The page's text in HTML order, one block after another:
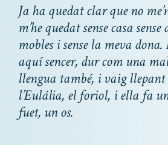
Ja ha quedat clar que no
m’he quedat sense casa sense
mobles i sense la meva
aquí sencer, dur com una
llengua també, i vaig
l’Eulália, el foriol, i ella fa
fuet, un os.